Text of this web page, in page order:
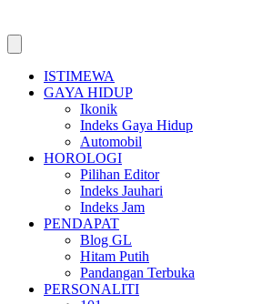
ISTIMEWA
GAYA HIDUP
Ikonik
Indeks Gaya Hidup
Automobil
HOROLOGI
Pilihan Editor
Indeks Jauhari
Indeks Jam
PENDAPAT
Blog GL
Hitam Putih
Pandangan Terbuka
PERSONALITI